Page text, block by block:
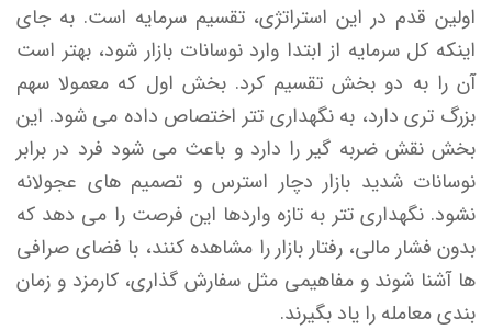
اولین قدم در این استراتژی، تقسیم سرمایه است. به جای
اینکه کل سرمایه از ابتدا وارد نوسانات بازار شود، بهتر است
آن را به دو بخش تقسیم کرد. بخش اول که معمولا سهم
بزرگ تری دارد، به نگهداری تتر اختصاص داده می شود. این
بخش نقش ضربه گیر را دارد و باعث می شود فرد در برابر
نوسانات شدید بازار دچار استرس و تصمیم های عجولانه
نشود. نگهداری تتر به تازه واردها این فرصت را می دهد که
بدون فشار مالی، رفتار بازار را مشاهده کنند، با فضای صرافی
ها آشنا شوند و مفاهیمی مثل سفارش گذاری، کارمزد و زمان
بندی معامله را یاد بگیرند.